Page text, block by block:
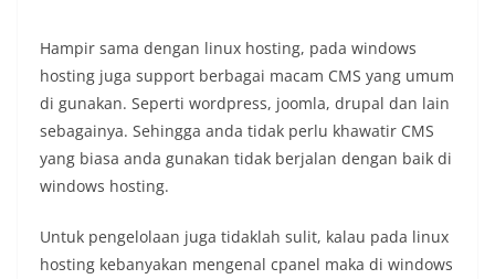
Hampir sama dengan linux hosting, pada windows
hosting juga support berbagai macam CMS yang umum
di gunakan. Seperti wordpress, joomla, drupal dan lain
sebagainya. Sehingga anda tidak perlu khawatir CMS
yang biasa anda gunakan tidak berjalan dengan baik di
windows hosting.
Untuk pengelolaan juga tidaklah sulit, kalau pada linux
hosting kebanyakan mengenal cpanel maka di windows